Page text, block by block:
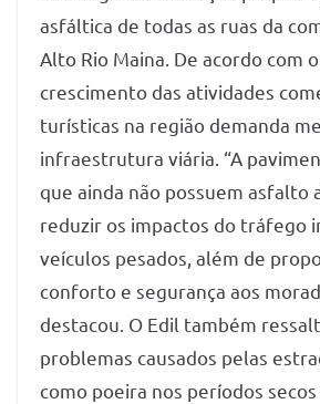
asfáltica de todas as ruas da
Alto Rio Maina. De acordo com
crescimento das atividades
turísticas na região demanda
infraestrutura viária. “A
que ainda não possuem asfalto
reduzir os impactos do tráfego
veículos pesados, além de
conforto e segurança aos
destacou. O Edil também
problemas causados pelas
como poeira nos períodos